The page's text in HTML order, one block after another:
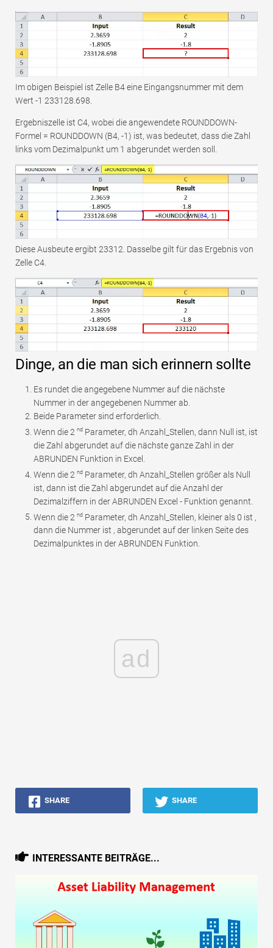
Im obigen Beispiel ist Zelle B4 eine Eingangsnummer mit dem
Wert -1 233128.698.
Ergebniszelle ist C4, wobei die angewendete ROUNDDOWN-
Formel = ROUNDDOWN (B4, -1) ist, was bedeutet, dass die Zahl
links vom Dezimalpunkt um 1 abgerundet werden soll.
Diese Ausbeute ergibt 23312. Dasselbe gilt für das Ergebnis von
Zelle C4.
Dinge, an die man sich erinnern sollte
Es rundet die angegebene Nummer auf die nächste
Nummer in der angegebenen Nummer ab.
Beide Parameter sind erforderlich.
Wenn die 2 nd Parameter, dh Anzahl_Stellen, dann Null ist, ist
die Zahl abgerundet auf die nächste ganze Zahl in der
ABRUNDEN Funktion in Excel.
Wenn die 2 nd Parameter, dh Anzahl_Stellen größer als Null
ist, dann ist die Zahl abgerundet auf die Anzahl der
Dezimalziffern in der ABRUNDEN Excel - Funktion genannt.
Wenn die 2 nd Parameter, dh Anzahl_Stellen, kleiner als 0 ist ,
dann die Nummer ist , abgerundet auf der linken Seite des
Dezimalpunktes in der ABRUNDEN Funktion.
ad
SHARE SHARE
INTERESSANTE BEITRÄGE...